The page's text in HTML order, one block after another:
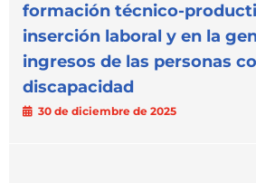
formación técnico-
inserción laboral y en la
ingresos de las personas
discapacidad
30 de diciembre de 2025